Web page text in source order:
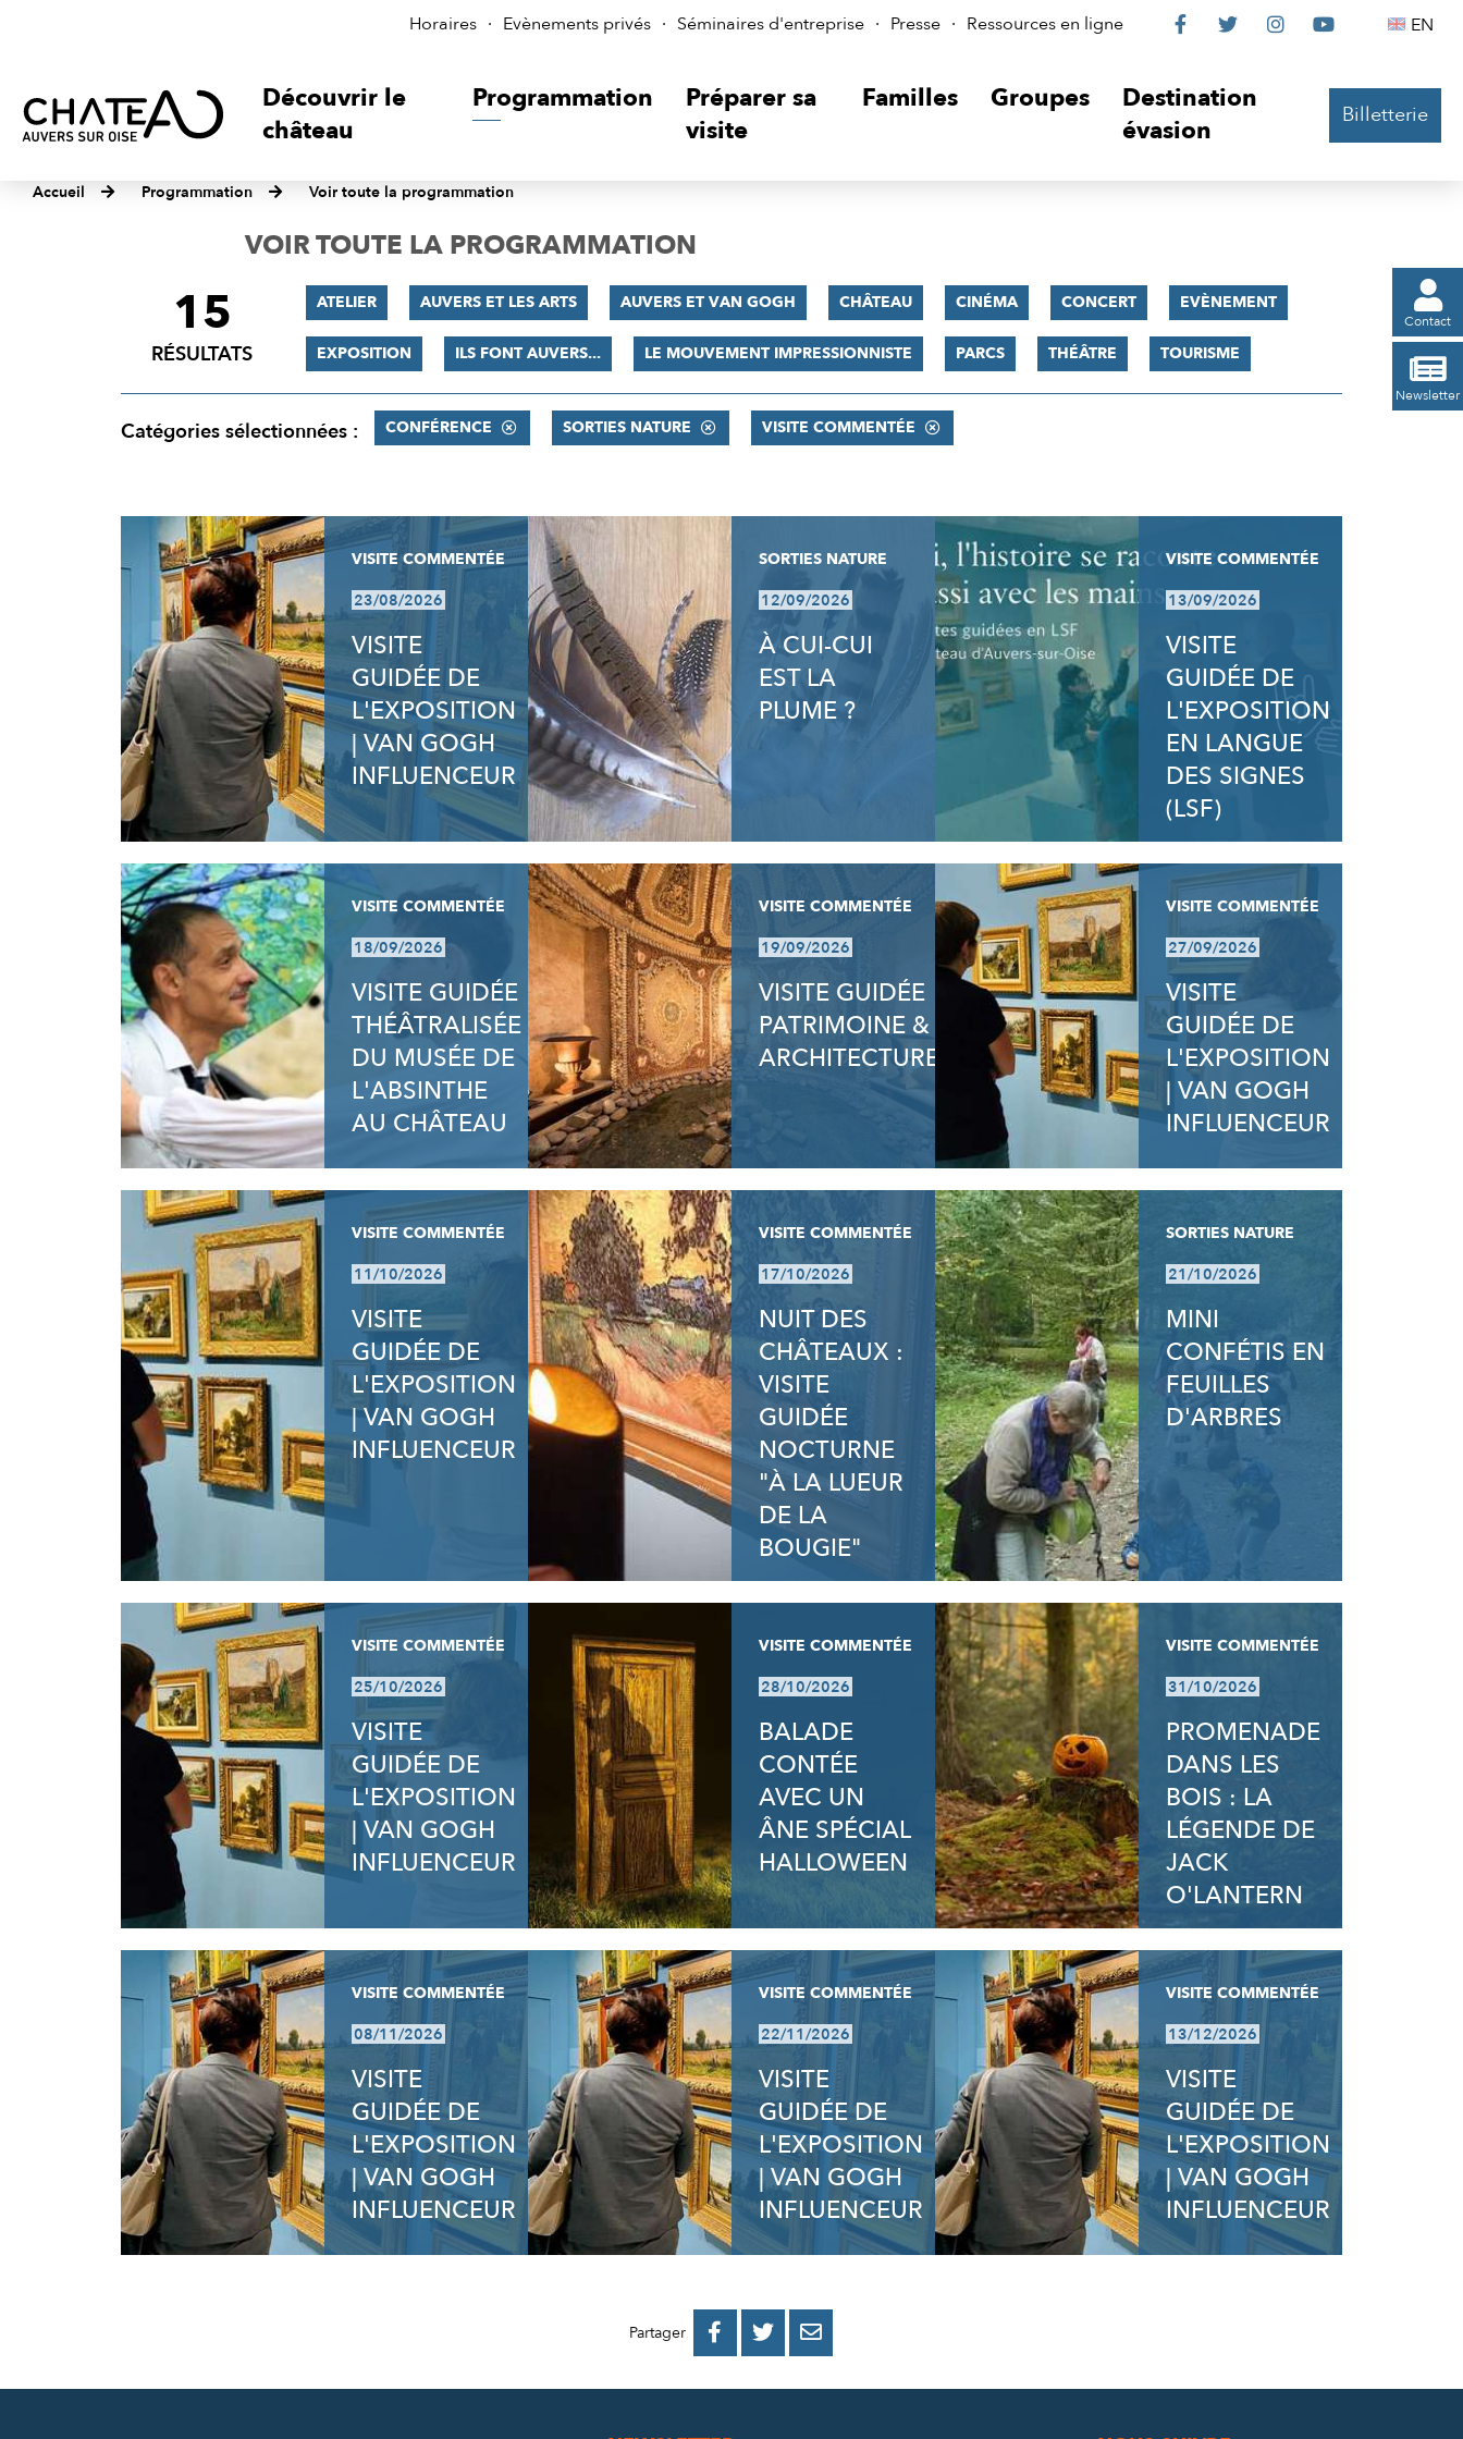
Horaires Evènements privés Séminaires d'entreprise Presse Ressources en ligne
Le
sur

Le

Le

Le
 EN
Découvrir le
château
Programmation
Préparer sa
visite
Familles Groupes
Destination
évasion
Billetterie
Accueil Programmation Voir toute la programmation

Contact

Newsletter
VOIR TOUTE LA PROGRAMMATION
FILTRER
RÉSULTATS
15
RÉSULTATS
ATELIER AUVERS ET LES ARTS AUVERS ET VAN GOGH CHÂTEAU CINÉMA CONCERT EVÈNEMENT
EXPOSITION ILS FONT AUVERS... LE MOUVEMENT IMPRESSIONNISTE PARCS THÉÂTRE TOURISME
Catégories sélectionnées : CONFÉRENCE SORTIES NATURE VISITE COMMENTÉE
RÉSULTATS
VISITE COMMENTÉE
23/08/2026
VISITE
GUIDÉE DE
L'EXPOSITION
| VAN GOGH
INFLUENCEUR
SORTIES NATURE
12/09/2026
À CUI-CUI
EST LA
PLUME ?
VISITE COMMENTÉE
13/09/2026
VISITE
GUIDÉE DE
L'EXPOSITION
EN LANGUE
DES SIGNES
(LSF)
VISITE COMMENTÉE
18/09/2026
VISITE GUIDÉE
THÉÂTRALISÉE
DU MUSÉE DE
L'ABSINTHE
AU CHÂTEAU
VISITE COMMENTÉE
19/09/2026
VISITE GUIDÉE
PATRIMOINE &
ARCHITECTURE
VISITE COMMENTÉE
27/09/2026
VISITE
GUIDÉE DE
L'EXPOSITION
| VAN GOGH
INFLUENCEUR
VISITE COMMENTÉE
11/10/2026
VISITE
GUIDÉE DE
L'EXPOSITION
| VAN GOGH
INFLUENCEUR
VISITE COMMENTÉE
17/10/2026
NUIT DES
CHÂTEAUX :
VISITE
GUIDÉE
NOCTURNE
"À LA LUEUR
DE LA
BOUGIE"
SORTIES NATURE
21/10/2026
MINI
CONFÉTIS EN
FEUILLES
D'ARBRES
VISITE COMMENTÉE
25/10/2026
VISITE
GUIDÉE DE
L'EXPOSITION
| VAN GOGH
INFLUENCEUR
VISITE COMMENTÉE
28/10/2026
BALADE
CONTÉE
AVEC UN
ÂNE SPÉCIAL
HALLOWEEN
VISITE COMMENTÉE
31/10/2026
PROMENADE
DANS LES
BOIS : LA
LÉGENDE DE
JACK
O'LANTERN
VISITE COMMENTÉE
08/11/2026
VISITE
GUIDÉE DE
L'EXPOSITION
| VAN GOGH
INFLUENCEUR
VISITE COMMENTÉE
22/11/2026
VISITE
GUIDÉE DE
L'EXPOSITION
| VAN GOGH
INFLUENCEUR
VISITE COMMENTÉE
13/12/2026
VISITE
GUIDÉE DE
L'EXPOSITION
| VAN GOGH
INFLUENCEUR
Partager 
PARTAGER
PARTAGER
PARTAGER